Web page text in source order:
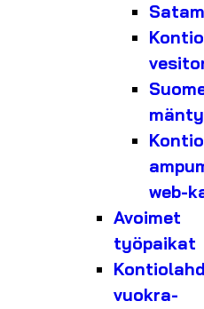
mänty
web-
Avoimet
työpaikat
vuokra-